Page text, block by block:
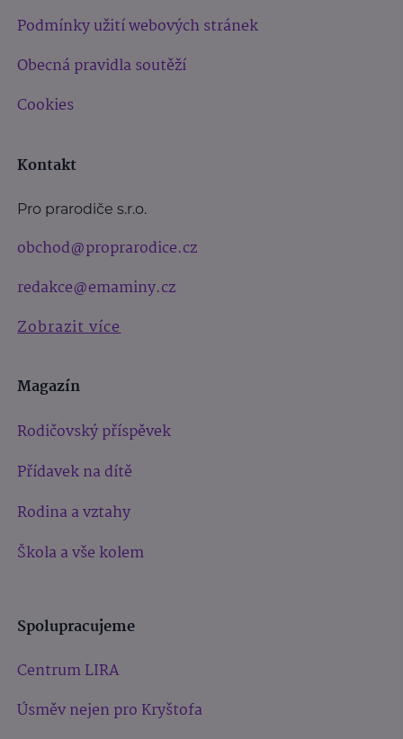
Podmínky užití webových stránek
Obecná pravidla soutěží
Cookies
Kontakt
Pro prarodiče s.r.o.
obchod@proprarodice.cz
redakce@emaminy.cz
Zobrazit více
Magazín
Rodičovský příspěvek
Přídavek na dítě
Rodina a vztahy
Škola a vše kolem
Spolupracujeme
Centrum LIRA
Úsměv nejen pro Kryštofa